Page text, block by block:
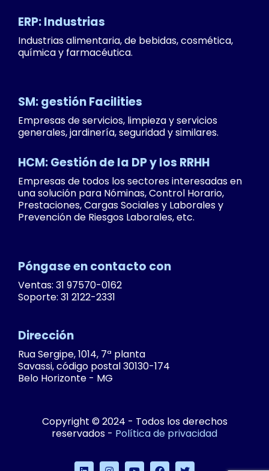
ERP: Industrias
Industrias alimentaria, de bebidas, cosmética,
química y farmacéutica.
SM: gestión Facilities
Empresas de servicios, limpieza y servicios
generales, jardinería, seguridad y similares.
HCM: Gestión de la DP y los RRHH
Empresas de todos los sectores interesadas en
una solución para Nóminas, Control Horario,
Prestaciones, Cargas Sociales y Laborales y
Prevención de Riesgos Laborales, etc.
Póngase en contacto con
Ventas: 31 97570-0162
Soporte: 31 2122-2331
Dirección
Rua Sergipe, 1014, 7ª planta
Savassi, código postal 30130-174
Belo Horizonte - MG
Copyright © 2024 - Todos los derechos
reservados - Política de privacidad